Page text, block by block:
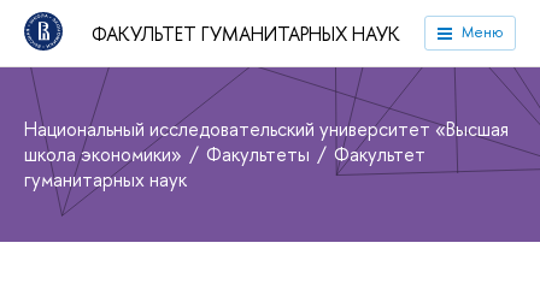
ФАКУЛЬТЕТ ГУМАНИТАРНЫХ НАУК Меню
Национальный исследовательский университет «Высшая
школа экономики»
Факультеты
Факультет
гуманитарных наук